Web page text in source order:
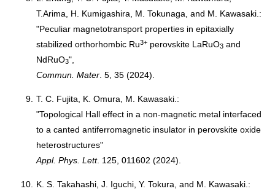
T.Arima, H. Kumigashira, M. Tokunaga, and M. Kawasaki.:
"Peculiar magnetotransport properties in epitaxially
stabilized orthorhombic Ru3+ perovskite LaRuO3 and
NdRuO3",
Commun. Mater . 5, 35 (2024).
9. T. C. Fujita, K. Omura, M. Kawasaki.:
"Topological Hall effect in a non-magnetic metal interfaced
to a canted antiferromagnetic insulator in perovskite oxide
heterostructures"
Appl. Phys. Lett. 125, 011602 (2024).
10.
K. S. Takahashi, J. Iguchi, Y. Tokura, and M. Kawasaki.: